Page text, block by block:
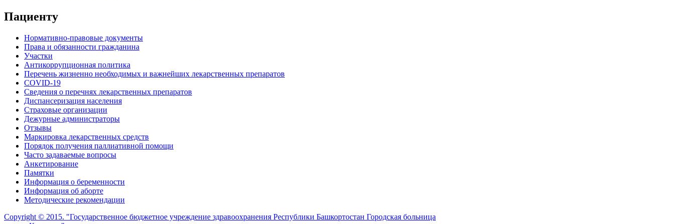
Пациенту
Нормативно-правовые документы
Права и обязанности гражданина
Участки
Антикоррупционная политика
Перечень жизненно необходимых и важнейших лекарственных препаратов
COVID-19
Сведения о перечнях лекарственных препаратов
Диспансеризация населения
Страховые организации
Дежурные администраторы
Отзывы
Маркировка лекарственных средств
Порядок получения паллиативной помощи
Часто задаваемые вопросы
Анкетирование
Памятки
Информация о беременности
Информация об аборте
Методические рекомендации
Copyright © 2015. "Государственное бюджетное учреждение здравоохранения Республики Башкортостан Городская больница